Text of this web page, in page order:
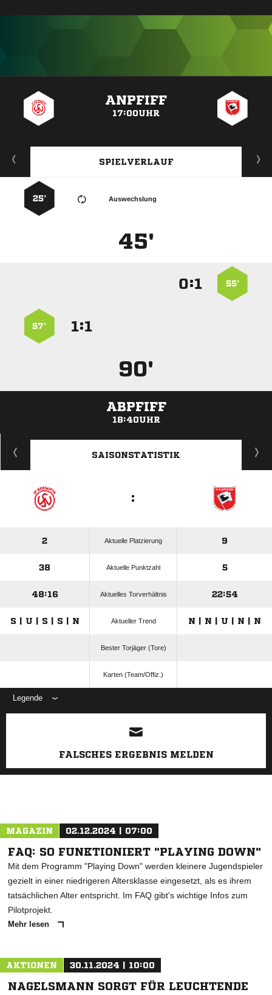
ANPFIFF
17:00UHR
SPIELVERLAUF
Auswechslung
25’
45'
55’
:
:
57’
90'
ABPFIFF
18:40UHR
ANZEIGE
SAISONSTATISTIK
:
2 Aktuelle Platzierung 9
38 Aktuelle Punktzahl 5
48:16 Aktuelles Torverhältnis 22:54
S | U | S | S | N Aktueller Trend N | N | U | N | N
Bester Torjäger (Tore)
Karten (Team/Offiz.)
Legende
ANZEIGE
FALSCHES ERGEBNIS MELDEN
MAGAZIN 02.12.2024 | 07:00
FAQ: SO FUNKTIONIERT "PLAYING DOWN"
Mit dem Programm "Playing Down" werden kleinere Jugendspieler
gezielt in einer niedrigeren Altersklasse eingesetzt, als es ihrem
tatsächlichen Alter entspricht. Im FAQ gibt's wichtige Infos zum
Pilotprojekt.
Mehr lesen
AKTIONEN 30.11.2024 | 10:00
NAGELSMANN SORGT FÜR LEUCHTENDE